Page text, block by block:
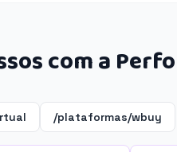
com a
/plataformas/wbuy